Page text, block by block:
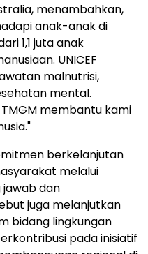
menambahkan,
anak-anak di
1,1 juta anak
UNICEF
malnutrisi,
mental.
membantu kami
berkelanjutan
melalui
dan
juga melanjutkan
bidang lingkungan
pada inisiatif